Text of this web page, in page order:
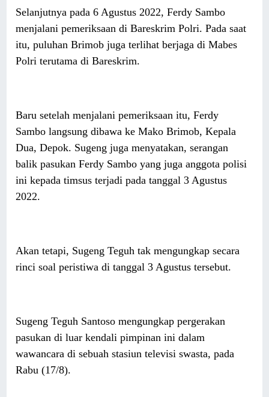
Selanjutnya pada 6 Agustus 2022, Ferdy Sambo
menjalani pemeriksaan di Bareskrim Polri. Pada saat
itu, puluhan Brimob juga terlihat berjaga di Mabes
Polri terutama di Bareskrim.
Baru setelah menjalani pemeriksaan itu, Ferdy
Sambo langsung dibawa ke Mako Brimob, Kepala
Dua, Depok. Sugeng juga menyatakan, serangan
balik pasukan Ferdy Sambo yang juga anggota polisi
ini kepada timsus terjadi pada tanggal 3 Agustus
2022.
Akan tetapi, Sugeng Teguh tak mengungkap secara
rinci soal peristiwa di tanggal 3 Agustus tersebut.
Sugeng Teguh Santoso mengungkap pergerakan
pasukan di luar kendali pimpinan ini dalam
wawancara di sebuah stasiun televisi swasta, pada
Rabu (17/8).